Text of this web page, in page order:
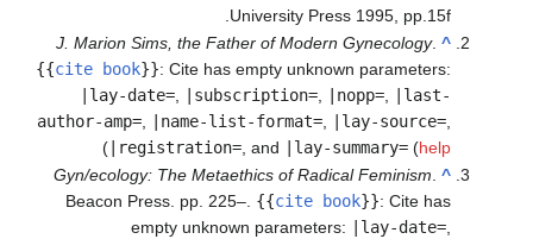
University Press 1995, pp.15f.
^
J. Marion Sims, the Father of Modern Gynecology.
{{cite book}}:Cite has empty unknown parameters:
|lay-date=
|subscription= |nopp=
|last-
author-amp=
|name-list-format= |lay-source=
|registration= , and |lay-summary= (help
)
^
Gyn/ecology: The Metaethics of Radical Feminism.
Beacon Press. pp. 225–. {{cite book}}:Cite has
empty unknown parameters:
|lay-date=,